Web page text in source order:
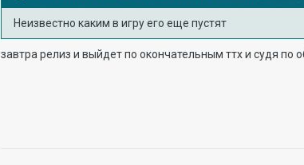
Неизвестно каким в игру его еще пустят
завтра релиз и выйдет по окончательным ттх и судя по